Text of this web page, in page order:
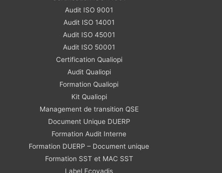
Audit ISO 9001
Audit ISO 14001
Audit ISO 45001
Audit ISO 50001
Certification Qualiopi
Audit Qualiopi
Formation Qualiopi
Kit Qualiopi
Management de transition QSE
Document Unique DUERP
Formation Audit Interne
Formation DUERP – Document unique
Formation SST et MAC SST
Label Ecovadis